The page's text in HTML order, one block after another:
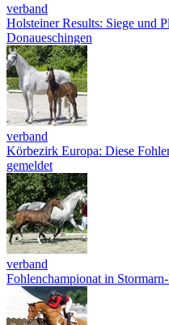
verband
Holsteiner Results: Siege und
Donaueschingen
verband
Körbezirk Europa: Diese
gemeldet
verband
Fohlenchampionat in